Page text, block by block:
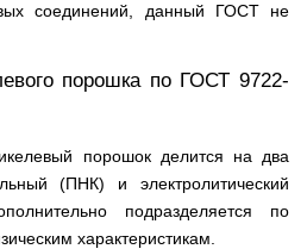
соединений, данный ГОСТ не
порошка по ГОСТ 9722-
порошок делится на два
(ПНК) и электролитический
подразделяется по
характеристикам.